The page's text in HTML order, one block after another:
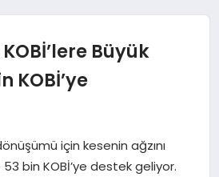
KOBİ’lere Büyük
KOBİ’ye
için kesenin ağzını
bin KOBİ’ye destek geliyor.